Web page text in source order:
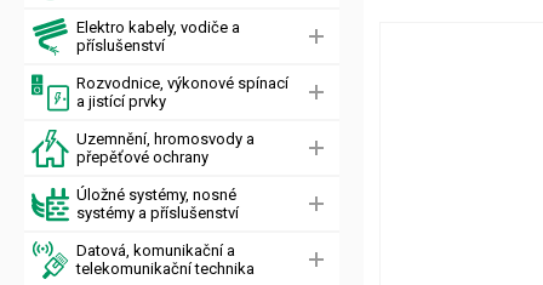
Elektro kabely, vodiče a
příslušenství
Rozvodnice, výkonové spínací
a jistící prvky
Uzemnění, hromosvody a
přepěťové ochrany
Úložné systémy, nosné
systémy a příslušenství
Datová, komunikační a
telekomunikační technika